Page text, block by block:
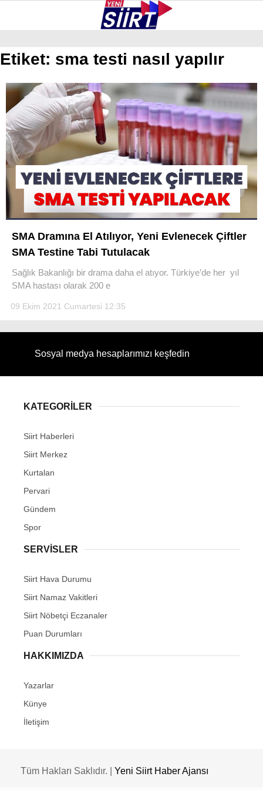
WhatsApp İhbar Hattı
GALERİ VİDEO YAZARLAR
KURTALAN
ERUH
BAYKAN
PERVARI
ŞIRVAN
TILLO
GÜNDEM
Etiket: sma testi nasıl yapılır
SMA Dramına El Atılıyor, Yeni Evlenecek Çiftler
SMA Testine Tabi Tutulacak
Sağlık Bakanlığı bir drama daha el atıyor. Türkiye’de her yıl
SMA hastası olarak 200 e
09 Ekim 2021 Cumartesi 12:35
Sosyal medya hesaplarımızı keşfedin
KATEGORİLER
Siirt Haberleri
Siirt Merkez
Kurtalan
Pervari
Gündem
Spor
SERVİSLER
Siirt Hava Durumu
Siirt Namaz Vakitleri
Siirt Nöbetçi Eczanaler
Puan Durumları
HAKKIMIZDA
Yazarlar
Künye
İletişim
Tüm Hakları Saklıdır. | Yeni Siirt Haber Ajansı